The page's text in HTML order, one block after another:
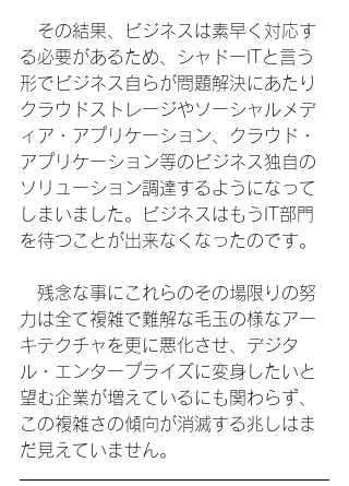
その結果、ビジネスは素早く対応す
る必要があるため、シャドーITと言う
形でビジネス自らが問題解決にあたり
クラウドストレージやソーシャルメデ
ィア・アプリケーション、クラウド・
アプリケーション等のビジネス独自の
ソリューション調達するようになって
しまいました。ビジネスはもうIT部門
を待つことが出来なくなったのです。
残念な事にこれらのその場限りの努
力は全て複雑で難解な毛玉の様なアー
キテクチャを更に悪化させ、デジタ
ル・エンタープライズに変身したいと
望む企業が増えているにも関わらず、
この複雑さの傾向が消滅する兆しはま
だ見えていません。